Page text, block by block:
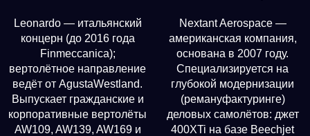
Leonardo — итальянский
концерн (до 2016 года
Finmeccanica);
вертолётное направление
ведёт от AgustaWestland.
Выпускает гражданские и
корпоративные вертолёты
AW109, AW139, AW169 и
Nextant Aerospace —
американская компания,
основана в 2007 году.
Специализируется на
глубокой модернизации
(ремануфактуринге)
деловых самолётов: джет
400XTi на базе Beechjet